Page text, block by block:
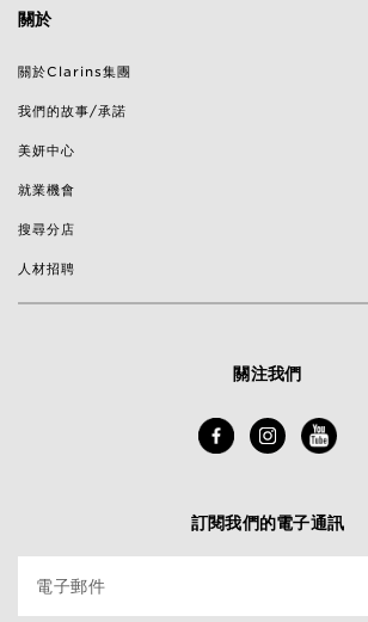
關於
關於Clarins集團
我們的故事/承諾
美妍中心
就業機會
搜尋分店
人材招聘
關注我們
訂閱我們的電子通訊
電子郵件